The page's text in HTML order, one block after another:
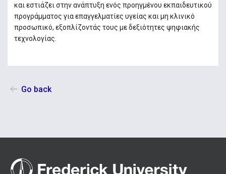
και εστιάζει στην ανάπτυξη ενός προηγμένου εκπαιδευτικού
προγράμματος για επαγγελματίες υγείας και μη κλινικό
προσωπικό, εξοπλίζοντάς τους με δεξιότητες ψηφιακής
τεχνολογίας.
Go back